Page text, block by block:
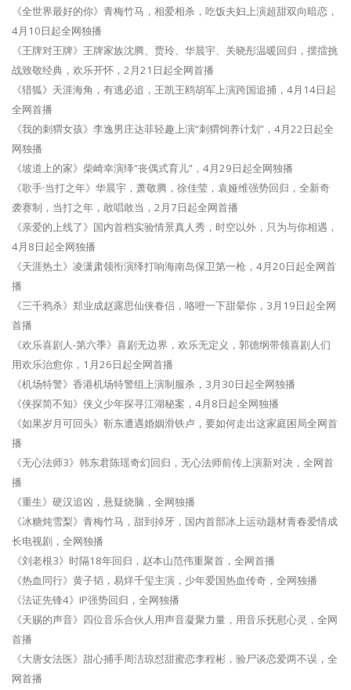
《全世界最好的你》青梅竹马，相爱相杀，吃饭夫妇上演超甜双向暗恋，
4月10日起全网独播
《王牌对王牌》王牌家族沈腾、贾玲、华晨宇、关晓彤温暖回归，摆擂挑
战致敬经典，欢乐开怀，2月21日起全网首播
《猎狐》天涯海角，有逃必追，王凯王鸥胡军上演跨国追捕，4月14日起
全网首播
《我的刺猬女孩》李逸男庄达菲轻趣上演“刺猬饲养计划”，4月22日起全
网独播
《坡道上的家》柴崎幸演绎“丧偶式育儿”，4月29日起全网独播
《歌手·当打之年》华晨宇，萧敬腾，徐佳莹，袁娅维强势回归，全新奇
袭赛制，当打之年，敢唱敢当，2月7日起全网首播
《亲爱的上线了》国内首档实验情景真人秀，时空以外，只为与你相遇，
4月8日起全网独播
《天涯热土》凌潇肃领衔演绎打响海南岛保卫第一枪，4月20日起全网首
播
《三千鸦杀》郑业成赵露思仙侠眷侣，咯噔一下甜晕你，3月19日起全网
首播
《欢乐喜剧人-第六季》喜剧无边界，欢乐无定义，郭德纲带领喜剧人们
用欢乐治愈你，1月26日起全网首播
《机场特警》香港机场特警组上演制服杀，3月30日起全网独播
《侠探简不知》侠义少年探寻江湖秘案，4月8日起全网独播
《如果岁月可回头》靳东遭遇婚姻滑铁卢，要如何走出这家庭困局全网首
播
《无心法师3》韩东君陈瑶奇幻回归，无心法师前传上演新对决，全网首
播
《重生》硬汉追凶，悬疑烧脑，全网独播
《冰糖炖雪梨》青梅竹马，甜到掉牙，国内首部冰上运动题材青春爱情成
长电视剧，全网独播
《刘老根3》时隔18年回归，赵本山范伟重聚首，全网首播
《热血同行》黄子韬，易烊千玺主演，少年爱国热血传奇，全网独播
《法证先锋4》IP强势回归，全网独播
《天赐的声音》四位音乐合伙人用声音凝聚力量，用音乐抚慰心灵，全网
首播
《大唐女法医》甜心捕手周洁琼怼甜蜜恋李程彬，验尸谈恋爱两不误，全
网首播